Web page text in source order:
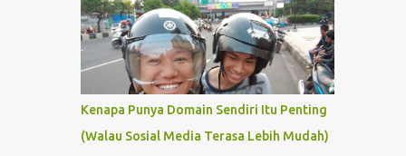
menggunakan baterai charge Ni Cd, Ni Mh
dll sebagai sumber daya penggerak motor
DC, banyak yang membuat pengecas
sendiri. kami sebelumnya menggunakan
baterai berjenis carbon atau alkali. Tetapi
jika menggunakan betari carbon dan alkali
biayanya akan besar sekali untuk membeli
Kenapa Punya Domain Sendiri Itu Penting
(Walau Sosial Media Terasa Lebih Mudah)